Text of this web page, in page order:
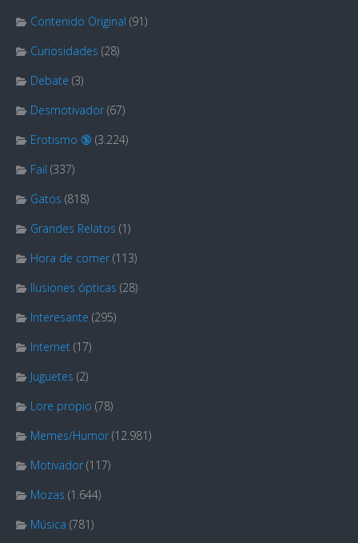
Contenido Original (91)
Curiosidades (28)
Debate (3)
Desmotivador (67)
Erotismo 🔞 (3.224)
Fail (337)
Gatos (818)
Grandes Relatos (1)
Hora de comer (113)
Ilusiones ópticas (28)
Interesante (295)
Internet (17)
Juguetes (2)
Lore propio (78)
Memes/Humor (12.981)
Motivador (117)
Mozas (1.644)
Música (781)